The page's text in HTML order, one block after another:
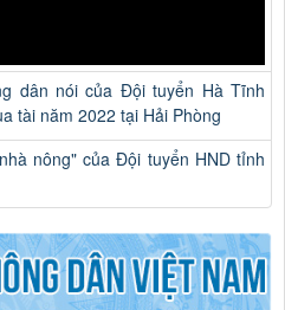
dân nói của Đội tuyển Hà Tĩnh
tài năm 2022 tại Hải Phòng
nông" của Đội tuyển HND tỉnh